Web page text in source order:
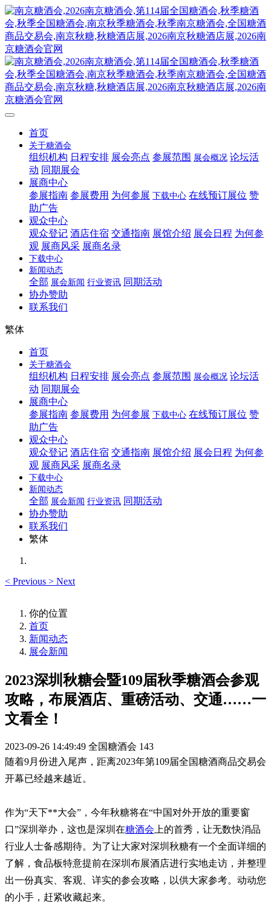
首页
关于糖酒会
组织机构 日程安排 展会亮点 参展范围 展会概况 论坛活
动 同期展会
展商中心
参展指南 参展费用 为何参展 下载中心 在线预订展位 赞
助广告
观众中心
观众登记 酒店住宿 交通指南 展馆介绍 展会日程 为何参
观 展商风采 展商名录
下载中心
新闻动态
全部 展会新闻 行业资讯 同期活动
协办赞助
联系我们
繁体
首页
关于糖酒会
组织机构 日程安排 展会亮点 参展范围 展会概况 论坛活
动 同期展会
展商中心
参展指南 参展费用 为何参展 下载中心 在线预订展位 赞
助广告
观众中心
观众登记 酒店住宿 交通指南 展馆介绍 展会日程 为何参
观 展商风采 展商名录
下载中心
新闻动态
全部 展会新闻 行业资讯 同期活动
协办赞助
联系我们
繁体
< Previous > Next
你的位置
首页
新闻动态
展会新闻
2023深圳秋糖会暨109届秋季糖酒会参观
攻略，布展酒店、重磅活动、交通……一
文看全！
2023-09-26 14:49:49 全国糖酒会 143
随着9月份进入尾声，距离2023年第109届全国糖酒商品交易会
开幕已经越来越近。
作为“天下**大会”，今年秋糖将在“中国对外开放的重要窗
口”深圳举办，这也是深圳在糖酒会 上的首秀，让无数快消品
行业人士备感期待。为了让大家对深圳秋糖有一个全面详细的
了解，食品板特意提前在深圳布展酒店进行实地走访，并整理
出一份真实、客观、详实的参会攻略，以供大家参考。动动您
的小手，赶紧收藏起来。